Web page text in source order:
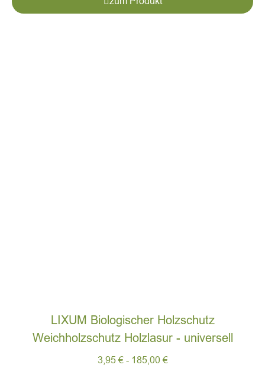
LIXUM Biologischer Holzschutz
Weichholzschutz Holzlasur - universell
3,95 € - 185,00 €